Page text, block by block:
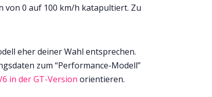
von 0 auf 100 km/h katapultiert. Zu
eher deiner Wahl entsprechen.
zum “Performance-Modell”
in der GT-Version orientieren.